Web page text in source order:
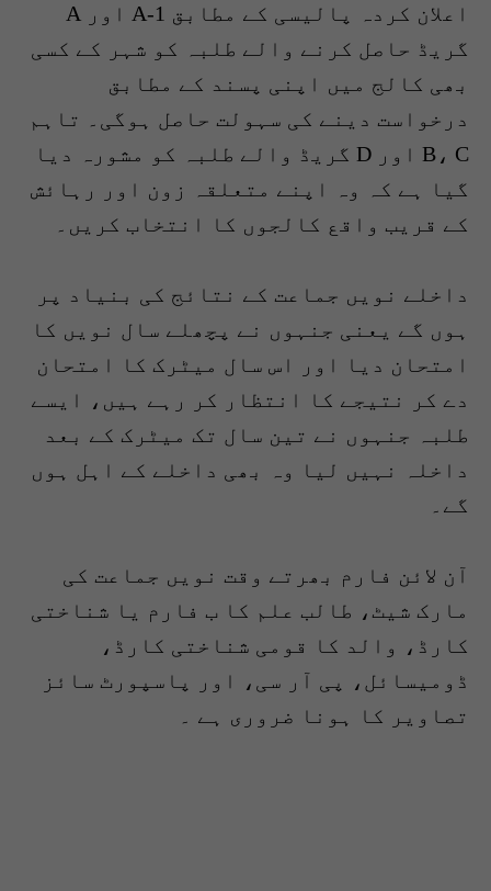
اعلان کردہ پالیسی کے مطابق A-1 اور A
گریڈ حاصل کرنے والے طلبہ کو شہر کے کسی
بھی کالج میں اپنی پسند کے مطابق
درخواست دینے کی سہولت حاصل ہوگی۔ تاہم
B، C اور D گریڈ والے طلبہ کو مشورہ دیا
گیا ہے کہ وہ اپنے متعلقہ زون اور رہائش
کے قریب واقع کالجوں کا انتخاب کریں۔
داخلے نویں جماعت کے نتائج کی بنیاد پر
ہوں گے یعنی جنہوں نے پچھلے سال نویں کا
امتحان دیا اور اس سال میٹرک کا امتحان
دے کر نتیجے کا انتظار کر رہے ہیں، ایسے
طلبہ جنہوں نے تین سال تک میٹرک کے بعد
داخلہ نہیں لیا وہ بھی داخلے کے اہل ہوں
گے۔
آن لائن فارم بھرتے وقت نویں جماعت کی
مارک شیٹ، طالب علم کا ب فارم یا شناختی
کارڈ، والد کا قومی شناختی کارڈ،
ڈومیسائل، پی آر سی، اور پاسپورٹ سائز
تصاویر کا ہونا ضروری ہے ۔